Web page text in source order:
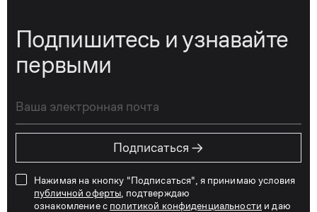
Подпишитесь и узнавайте
первыми
Подписаться →
Нажимая на кнопку "Подписаться", я принимаю условия
публичной оферты , подтверждаю
ознакомление с политикой конфиденциальности и даю